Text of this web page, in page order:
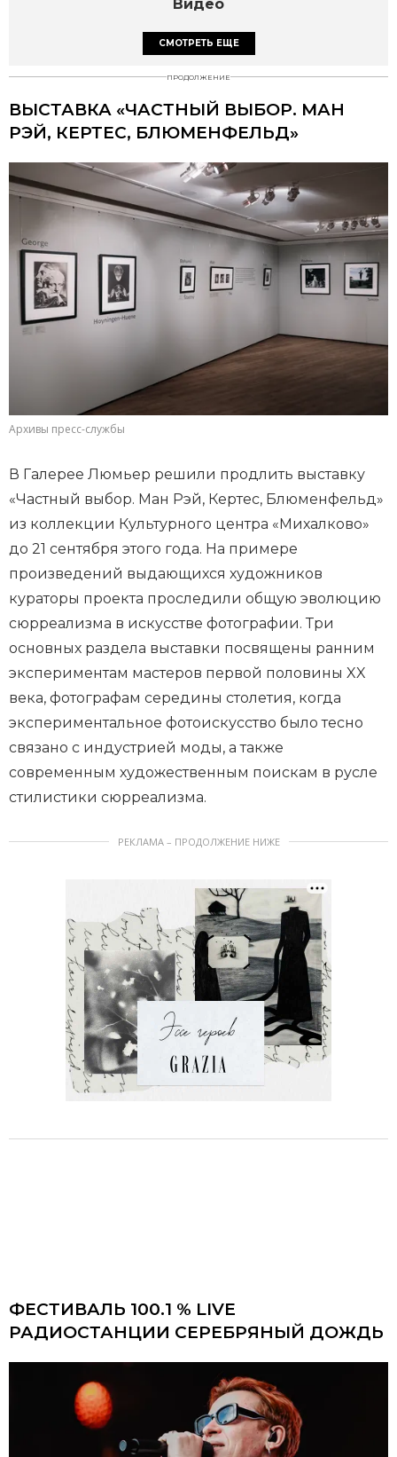
Видео
СМОТРЕТЬ ЕЩЕ
ПРОДОЛЖЕНИЕ
ВЫСТАВКА «ЧАСТНЫЙ ВЫБОР. МАН
РЭЙ, КЕРТЕС, БЛЮМЕНФЕЛЬД»
Архивы пресс-службы
В Галерее Люмьер решили продлить выставку
«Частный выбор. Ман Рэй, Кертес, Блюменфельд»
из коллекции Культурного центра «Михалково»
до 21 сентября этого года. На примере
произведений выдающихся художников
кураторы проекта проследили общую эволюцию
сюрреализма в искусстве фотографии. Три
основных раздела выставки посвящены ранним
экспериментам мастеров первой половины XX
века, фотографам середины столетия, когда
экспериментальное фотоискусство было тесно
связано с индустрией моды, а также
современным художественным поискам в русле
стилистики сюрреализма.
РЕКЛАМА – ПРОДОЛЖЕНИЕ НИЖЕ
ФЕСТИВАЛЬ 100.1 % LIVE
РАДИОСТАНЦИИ СЕРЕБРЯНЫЙ ДОЖДЬ